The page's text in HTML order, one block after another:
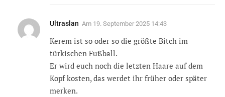
Ultraslan Am 19. September 2025 14:43
Kerem ist so oder so die größte Bitch im
türkischen Fußball.
Er wird euch noch die letzten Haare auf dem
Kopf kosten, das werdet ihr früher oder später
merken.